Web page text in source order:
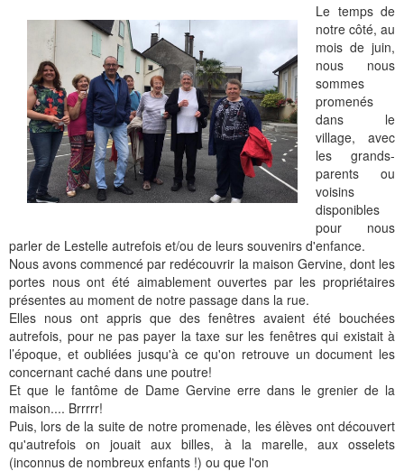
Le temps de
notre côté, au
mois de juin,
nous nous
sommes
promenés
dans le
village,
avec
les grands-
parents ou
voisins
disponibles
pour nous
parler de Lestelle autrefois et/ou de leurs souvenirs d'enfance.
Nous avons commencé par redécouvrir la maison Gervine, dont les
portes nous ont été aimablement ouvertes par les propriétaires
présentes au moment de notre passage dans la rue.
Elles nous ont appris que des fenêtres avaient été bouchées
autrefois, pour ne pas payer la taxe sur les fenêtres qui existait à
l’époque, et oubliées jusqu'à ce qu'on retrouve un document les
concernant caché dans une poutre!
Et que le fantôme de Dame Gervine erre dans le grenier de la
maison.... Brrrrr!
Puis, lors de la suite de notre promenade, les élèves ont découvert
qu'autrefois on jouait aux billes, à la marelle, aux osselets
(inconnus de nombreux enfants !) ou que l'on